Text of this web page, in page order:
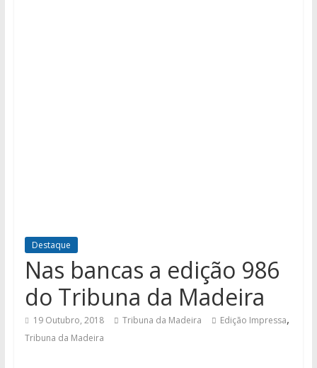
Destaque
Nas bancas a edição 986
do Tribuna da Madeira
19 Outubro, 2018 Tribuna da Madeira Edição Impressa,
Tribuna da Madeira